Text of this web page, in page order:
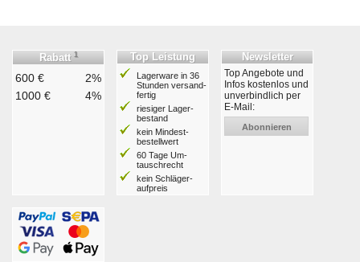
Rabatt 1
600 €
2%
1000 €
4%
Top Leistung
Lagerware in 36
Stunden ver­sand­
fertig
riesiger Lager­
bestand
kein Mindest­
bestell­wert
60 Tage Um­
tausch­recht
kein Schläger­
aufpreis
Newsletter
Top Angebote und
Infos kostenlos und
unverbindlich per
E-Mail:
Abonnieren